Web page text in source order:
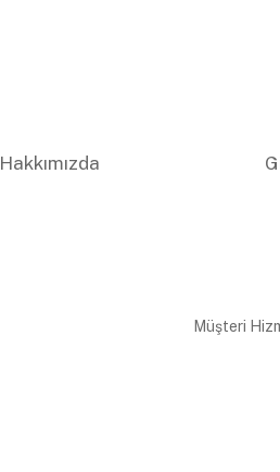
Hakkımızda
Müşteri